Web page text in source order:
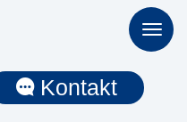
Toggle
Kontakt